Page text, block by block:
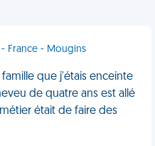
- France - Mougins
que j'étais enceinte
de quatre ans est allé
était de faire des